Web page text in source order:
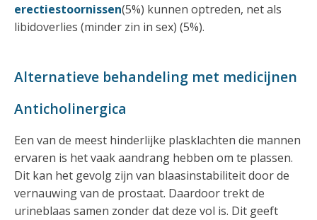
erectiestoornissen(5%) kunnen optreden, net als
libidoverlies (minder zin in sex) (5%).
Alternatieve behandeling met medicijnen
Anticholinergica
Een van de meest hinderlijke plasklachten die mannen
ervaren is het vaak aandrang hebben om te plassen.
Dit kan het gevolg zijn van blaasinstabiliteit door de
vernauwing van de prostaat. Daardoor trekt de
urineblaas samen zonder dat deze vol is. Dit geeft